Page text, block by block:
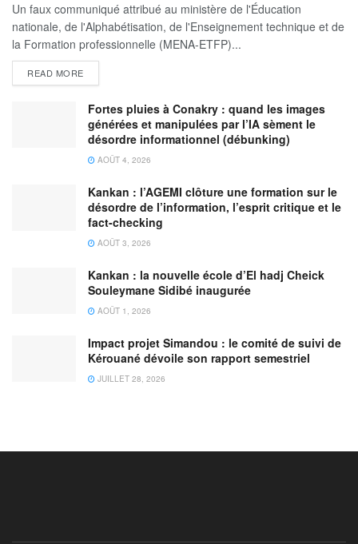
Un faux communiqué attribué au ministère de l'Éducation
nationale, de l'Alphabétisation, de l'Enseignement technique et de
la Formation professionnelle (MENA-ETFP)...
READ MORE
Fortes pluies à Conakry : quand les images
générées et manipulées par l’IA sèment le
désordre informationnel (débunking)
AOÛT 4, 2026
Kankan : l’AGEMI clôture une formation sur le
désordre de l’information, l’esprit critique et le
fact-checking
AOÛT 3, 2026
Kankan : la nouvelle école d’El hadj Cheick
Souleymane Sidibé inaugurée
AOÛT 1, 2026
Impact projet Simandou : le comité de suivi de
Kérouané dévoile son rapport semestriel
JUILLET 28, 2026